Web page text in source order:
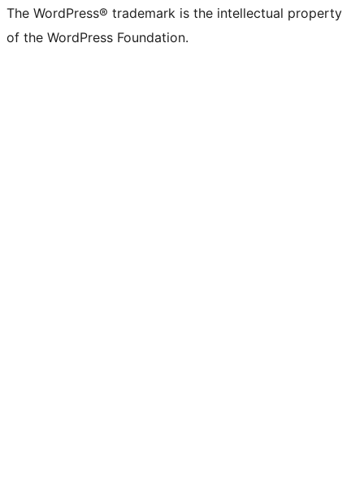
The WordPress® trademark is the intellectual property
of the WordPress Foundation.